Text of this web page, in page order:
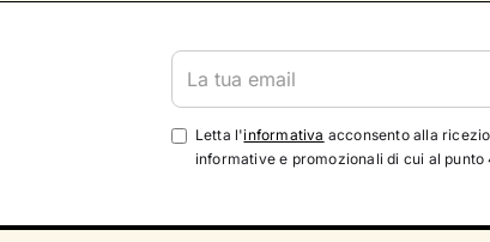
Letta l'informativa acconsento alla
informative e promozionali di cui al punto